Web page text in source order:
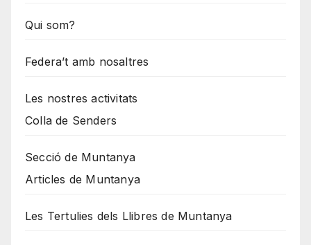
Qui som?
Federa’t amb nosaltres
Les nostres activitats
Colla de Senders
Secció de Muntanya
Articles de Muntanya
Les Tertulies dels Llibres de Muntanya